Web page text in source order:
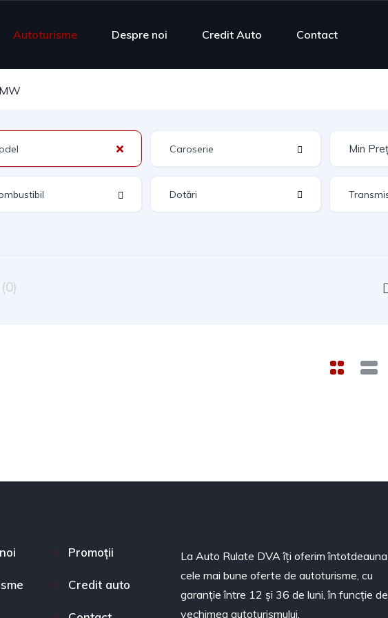
Autoturisme Despre noi Credit Auto Contact
Dotări
(0)
Promoții
Credit auto
La Auto Rulate DVA îți oferim întotdeauna
cele mai bune oferte de autoturisme, cu
garanție între 12 și 36 de luni, în funcție de
vechimea autoturismului.